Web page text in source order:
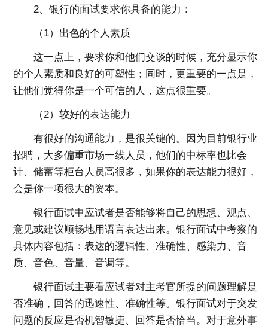
2、银行的面试要求你具备的能力：
（1）出色的个人素质
这一点上，要求你和他们交谈的时候，充分显示你
的个人素质和良好的可塑性；同时，更重要的一点是，
让他们觉得你是一个可信的人，这点很重要。
（2）较好的表达能力
有很好的沟通能力，是很关键的。因为目前银行业
招聘，大多偏重市场一线人员，他们的中标率也比会
计、储蓄等柜台人员高很多，如果你的表达能力很好，
会是你一项很大的资本。
银行面试中应试者是否能够将自己的思想、观点、
意见或建议顺畅地用语言表达出来。银行面试中考察的
具体内容包括：表达的逻辑性、准确性、感染力、音
质、音色、音量、音调等。
银行面试主要看应试者对主考官所提的问题理解是
否准确，回答的迅速性、准确性等。银行面试对于突发
问题的反应是否机智敏捷、回答是否恰当。对于意外事